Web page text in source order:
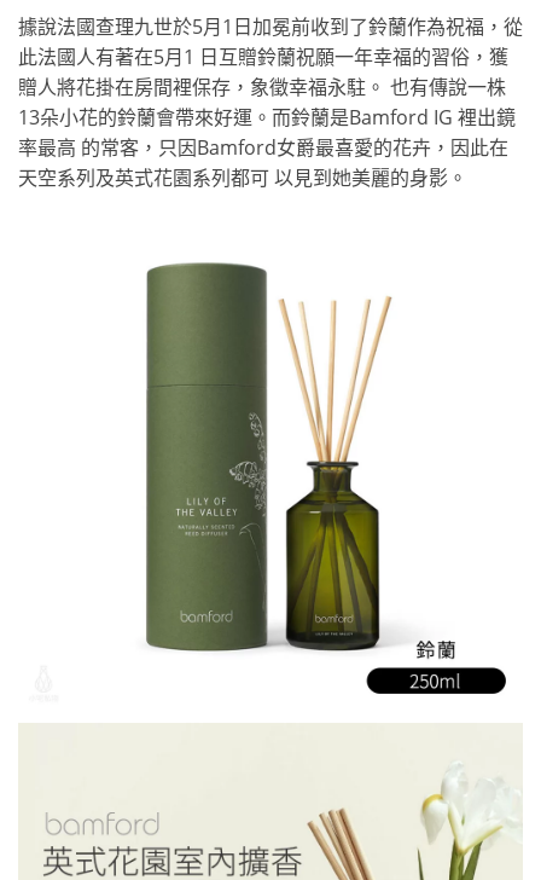
據說法國查理九世於5月1日加冕前收到了鈴蘭作為祝福，從
此法國人有著在5月1 日互贈鈴蘭祝願一年幸福的習俗，獲
贈人將花掛在房間裡保存，象徵幸福永駐。 也有傳說一株
13朵小花的鈴蘭會帶來好運。而鈴蘭是Bamford IG 裡出鏡
率最高 的常客，只因Bamford女爵最喜愛的花卉，因此在
天空系列及英式花園系列都可 以見到她美麗的身影。